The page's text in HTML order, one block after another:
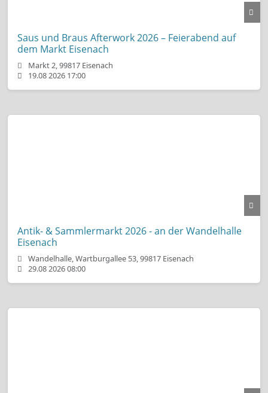
Saus und Braus Afterwork 2026 – Feierabend auf
dem Markt Eisenach
Markt 2, 99817 Eisenach
19.08 2026 17:00
Antik- & Sammlermarkt 2026 - an der Wandelhalle
Eisenach
Wandelhalle, Wartburgallee 53, 99817 Eisenach
29.08 2026 08:00